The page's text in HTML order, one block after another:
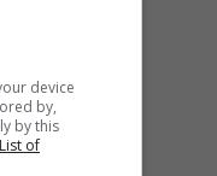
device
by,
by this
List of